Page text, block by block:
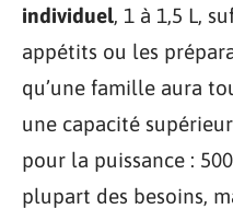
individuel, 1 à 1,5 L,
appétits ou les
qu’une famille aura
une capacité
pour la puissance :
plupart des besoins,